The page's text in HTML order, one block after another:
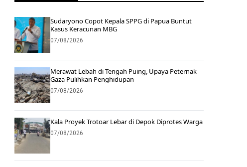
Sudaryono Copot Kepala SPPG di Papua Buntut
Kasus Keracunan MBG
07/08/2026
Merawat Lebah di Tengah Puing, Upaya Peternak
Gaza Pulihkan Penghidupan
07/08/2026
Kala Proyek Trotoar Lebar di Depok Diprotes Warga
07/08/2026